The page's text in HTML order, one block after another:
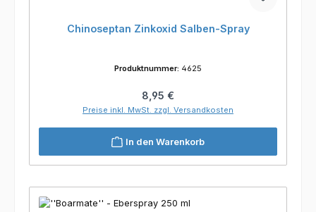
Chinoseptan Zinkoxid Salben-Spray
Produktnummer: 4625
Regulärer Preis:
8,95 €
Preise inkl. MwSt. zzgl. Versandkosten
In den Warenkorb